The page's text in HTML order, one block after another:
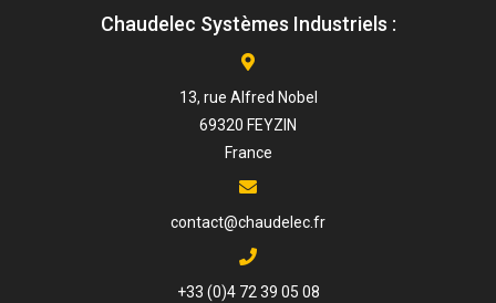
Chaudelec Systèmes Industriels :
13, rue Alfred Nobel
69320 FEYZIN
France
contact@chaudelec.fr
+33 (0)4 72 39 05 08